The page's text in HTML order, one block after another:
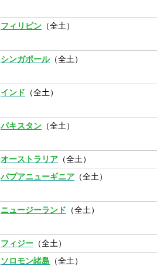
フィリピン （全土）
シンガポール（全土）
インド （全土）
パキスタン （全土）
オーストラリア （全土）
パプアニューギニア （全土）
ニュージーランド （全土）
フィジー （全土）
ソロモン諸島 （全土）